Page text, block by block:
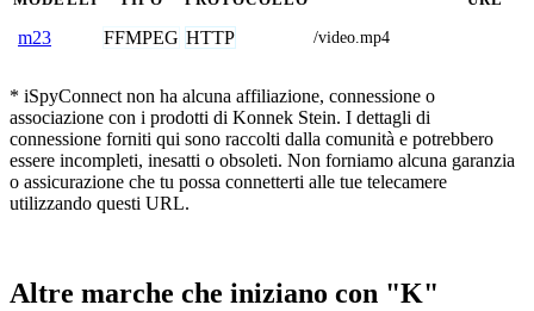
m23 FFMPEG HTTP /video.mp4
* iSpyConnect non ha alcuna affiliazione, connessione o
associazione con i prodotti di Konnek Stein. I dettagli di
connessione forniti qui sono raccolti dalla comunità e potrebbero
essere incompleti, inesatti o obsoleti. Non forniamo alcuna garanzia
o assicurazione che tu possa connetterti alle tue telecamere
utilizzando questi URL.
Altre marche che iniziano con "K"